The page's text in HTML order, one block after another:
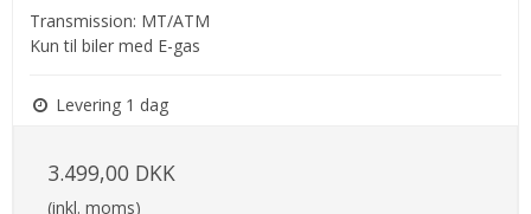
Transmission: MT/ATM
Kun til biler med E-gas
Levering 1 dag
3.499,00 DKK
(inkl. moms)